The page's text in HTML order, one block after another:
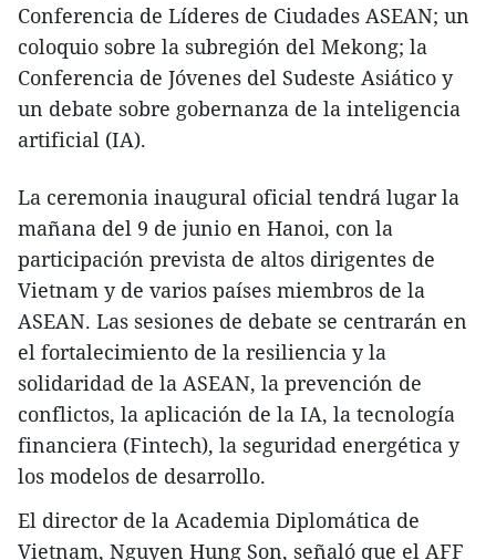
Conferencia de Líderes de Ciudades ASEAN; un
coloquio sobre la subregión del Mekong; la
Conferencia de Jóvenes del Sudeste Asiático y
un debate sobre gobernanza de la inteligencia
artificial (IA).
La ceremonia inaugural oficial tendrá lugar la
mañana del 9 de junio en Hanoi, con la
participación prevista de altos dirigentes de
Vietnam y de varios países miembros de la
ASEAN. Las sesiones de debate se centrarán en
el fortalecimiento de la resiliencia y la
solidaridad de la ASEAN, la prevención de
conflictos, la aplicación de la IA, la tecnología
financiera (Fintech), la seguridad energética y
los modelos de desarrollo.
El director de la Academia Diplomática de
Vietnam, Nguyen Hung Son, señaló que el AFF